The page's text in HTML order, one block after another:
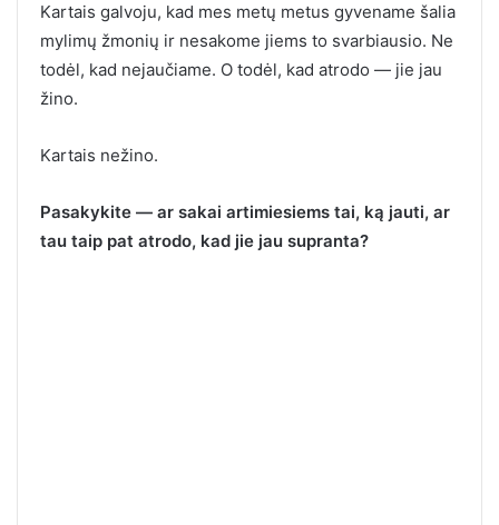
Kartais galvoju, kad mes metų metus gyvename šalia
mylimų žmonių ir nesakome jiems to svarbiausio. Ne
todėl, kad nejaučiame. O todėl, kad atrodo — jie jau
žino.
Kartais nežino.
Pasakykite — ar sakai artimiesiems tai, ką jauti, ar
tau taip pat atrodo, kad jie jau supranta?